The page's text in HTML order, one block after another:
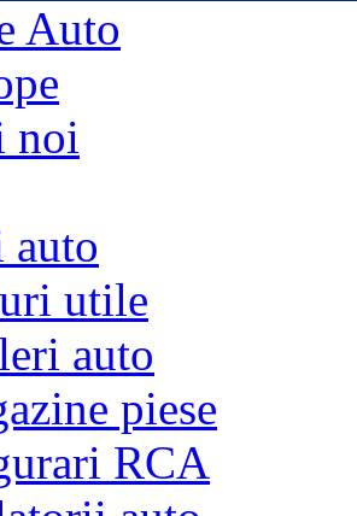
Auto
noi
auto
utile
auto
piese
RCA